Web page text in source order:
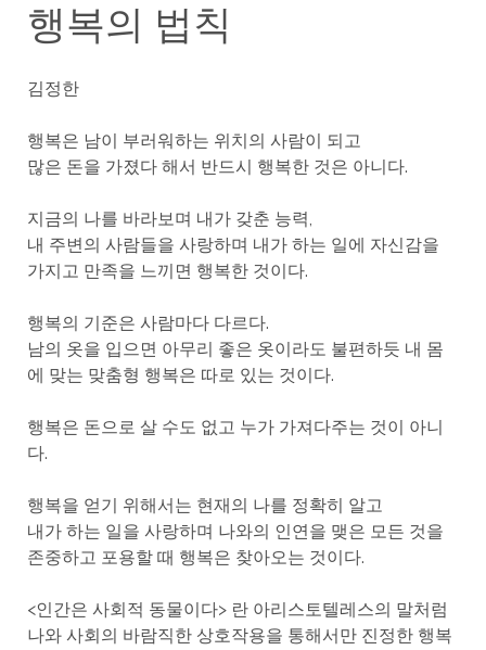
행복의 법칙
김정한
행복은 남이 부러워하는 위치의 사람이 되고
많은 돈을 가졌다 해서 반드시 행복한 것은 아니다.
지금의 나를 바라보며 내가 갖춘 능력,
내 주변의 사람들을 사랑하며 내가 하는 일에 자신감을
가지고 만족을 느끼면 행복한 것이다.
행복의 기준은 사람마다 다르다.
남의 옷을 입으면 아무리 좋은 옷이라도 불편하듯 내 몸
에 맞는 맞춤형 행복은 따로 있는 것이다.
행복은 돈으로 살 수도 없고 누가 가져다주는 것이 아니
다.
행복을 얻기 위해서는 현재의 나를 정확히 알고
내가 하는 일을 사랑하며 나와의 인연을 맺은 모든 것을
존중하고 포용할 때 행복은 찾아오는 것이다.
<인간은 사회적 동물이다> 란 아리스토텔레스의 말처럼
나와 사회의 바람직한 상호작용을 통해서만 진정한 행복